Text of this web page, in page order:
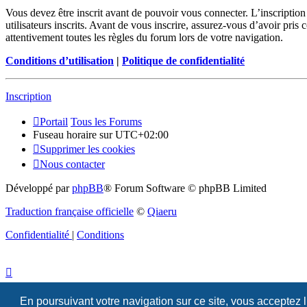
En poursuivant votre navigation sur ce site, vous
Vous devez être inscrit avant de pouvoir vous connecter.
utilisateurs inscrits. Avant de vous inscrire, assurez-vous d’avoir
attentivement toutes les règles du forum lors de votre navigation.
Conditions d’utilisation | Politique de confidentialité
Inscription
Portail Tous les Forums
Fuseau horaire surUTC+02:00
Supprimer les cookies
Nous contacter
Développé parphpBB® Forum Software © phpBB Limited
Traduction française officielle © Qiaeru
Confidentialité | Conditions